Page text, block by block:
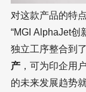
对这款产品的特
“MGI AlphaJet
独立工序整合到
产 ，可为印企用
的未来发展趋势